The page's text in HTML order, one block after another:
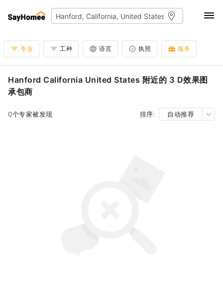
专业 工种 语言 执照 服务
Hanford California United States 附近的 3 D效果图
承包商
0个专家被发现 排序: 自动推荐